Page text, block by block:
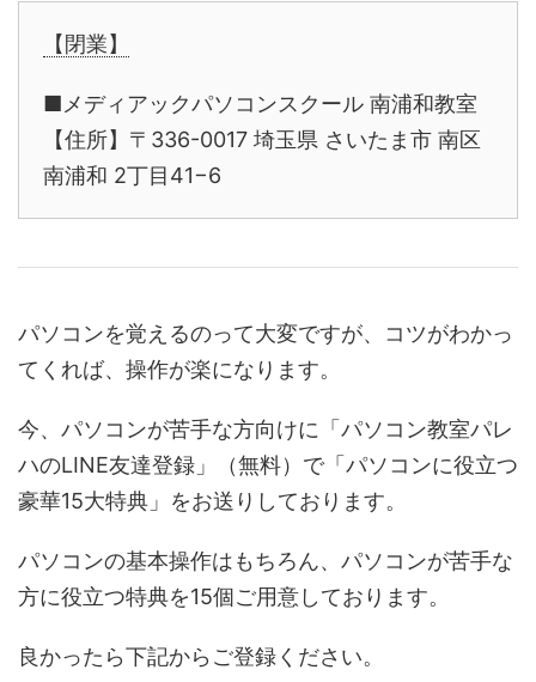
【閉業】
■メディアックパソコンスクール 南浦和教室
【住所】〒336-0017 埼玉県 さいたま市 南区
南浦和 2丁目41−6
パソコンを覚えるのって大変ですが、コツがわかっ
てくれば、操作が楽になります。
今、パソコンが苦手な方向けに「パソコン教室パレ
ハのLINE友達登録」（無料）で「パソコンに役立つ
豪華15大特典」をお送りしております。
パソコンの基本操作はもちろん、パソコンが苦手な
方に役立つ特典を15個ご用意しております。
良かったら下記からご登録ください。